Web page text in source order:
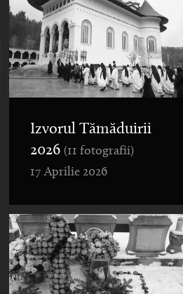
Izvorul Tămăduirii
2026 (11 fotografii)
17 Aprilie 2026